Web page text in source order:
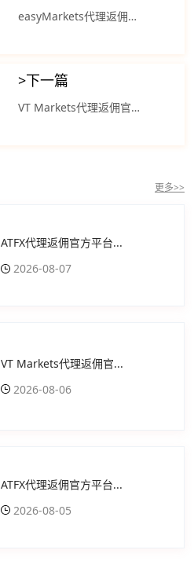
easyMarkets代理返佣平台：美股再创历史新高 标普500指数上涨0.8%
>下一篇
VT Markets代理返佣官网：美联储降息预期施压美元 美元指数下跌0.03%
更多>>
ATFX代理返佣官方平台...
2026-08-07
VT Markets代理返佣官...
2026-08-06
ATFX代理返佣官方平台...
2026-08-05